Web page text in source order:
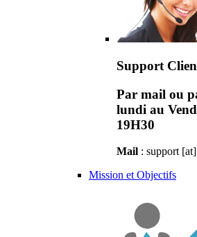
Support
Par mail ou
lundi au
19H30
Mail : support
Mission et Objectifs